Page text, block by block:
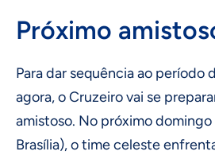
Próximo
Para dar sequência ao período
agora, o Cruzeiro vai se
amistoso. No próximo domingo
Brasília), o time celeste